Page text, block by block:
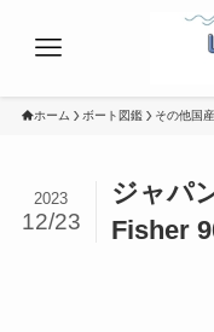
ホーム ボート図鑑 その他国
ジャパ
Fisher
2023
12/23